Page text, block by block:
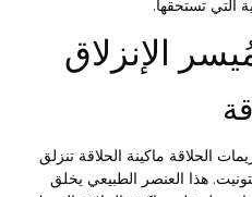
تستحقها.
الإنزلاق
ماكينة الحلاقة تنزلق
هذا العنصر الطبيعي يخلق